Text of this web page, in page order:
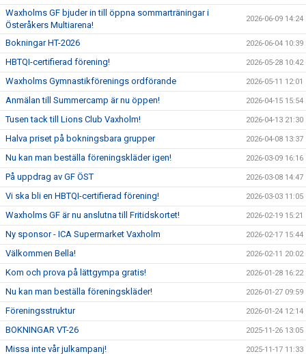
Waxholms GF bjuder in till öppna sommarträningar i
Österåkers Multiarena!
2026-06-09 14:24
Bokningar HT-2026 2026-06-04 10:39
HBTQI-certifierad förening! 2026-05-28 10:42
Waxholms Gymnastikförenings ordförande 2026-05-11 12:01
Anmälan till Summercamp är nu öppen! 2026-04-15 15:54
Tusen tack till Lions Club Vaxholm! 2026-04-13 21:30
Halva priset på bokningsbara grupper 2026-04-08 13:37
Nu kan man beställa föreningskläder igen! 2026-03-09 16:16
På uppdrag av GF ÖST 2026-03-08 14:47
Vi ska bli en HBTQI-certifierad förening! 2026-03-03 11:05
Waxholms GF är nu anslutna till Fritidskortet! 2026-02-19 15:21
Ny sponsor - ICA Supermarket Vaxholm 2026-02-17 15:44
Välkommen Bella! 2026-02-11 20:02
Kom och prova på lättgympa gratis! 2026-01-28 16:22
Nu kan man beställa föreningskläder! 2026-01-27 09:59
Föreningsstruktur 2026-01-24 12:14
BOKNINGAR VT-26 2025-11-26 13:05
Missa inte vår julkampanj! 2025-11-17 11:33